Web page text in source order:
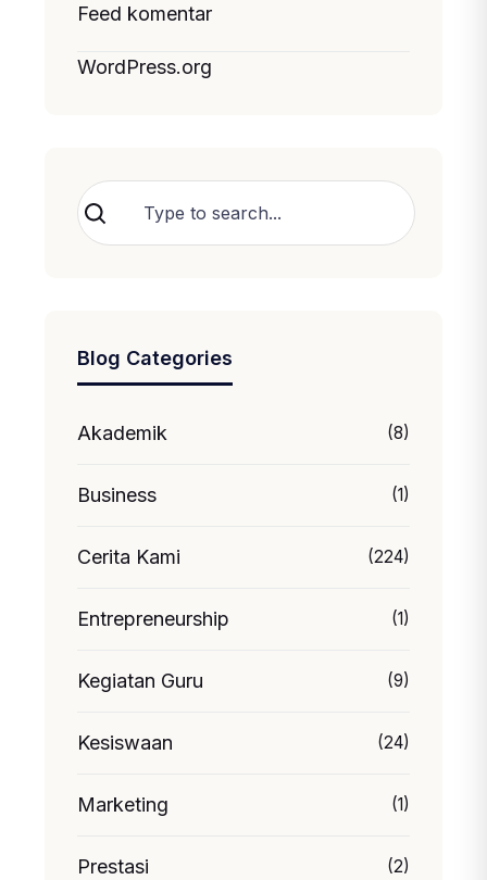
Feed komentar
WordPress.org
Cari
Blog Categories
Akademik (8)
Business (1)
Cerita Kami (224)
Entrepreneurship (1)
Kegiatan Guru (9)
Kesiswaan (24)
Marketing (1)
Prestasi (2)